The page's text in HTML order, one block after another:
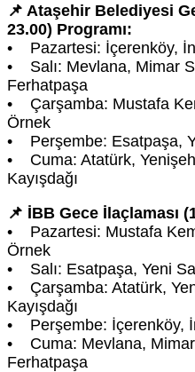
📌 Ataşehir Belediyesi
23.00) Programı:
• Pazartesi: İçerenköy,
• Salı: Mevlana, Mimar
Ferhatpaşa
• Çarşamba: Mustafa
Örnek
• Perşembe: Esatpaşa,
• Cuma: Atatürk,
Kayışdağı
📌 İBB Gece İlaçlaması
• Pazartesi: Mustafa
Örnek
• Salı: Esatpaşa, Yeni
• Çarşamba: Atatürk,
Kayışdağı
• Perşembe: İçerenköy,
• Cuma: Mevlana, Mimar
Ferhatpaşa